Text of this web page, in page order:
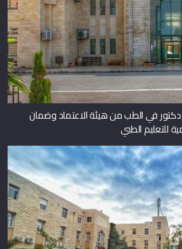
في الطب من هيئة الاعتماد وضمان
للتعليم الطبي